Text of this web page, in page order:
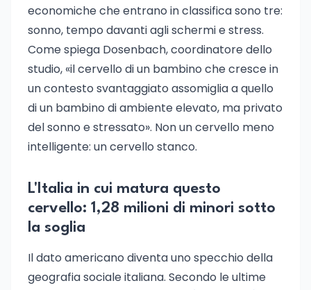
economiche che entrano in classifica sono tre:
sonno, tempo davanti agli schermi e stress.
Come spiega Dosenbach, coordinatore dello
studio, «il cervello di un bambino che cresce in
un contesto svantaggiato assomiglia a quello
di un bambino di ambiente elevato, ma privato
del sonno e stressato». Non un cervello meno
intelligente: un cervello stanco.
L'Italia in cui matura questo
cervello: 1,28 milioni di minori sotto
la soglia
Il dato americano diventa uno specchio della
geografia sociale italiana. Secondo le ultime